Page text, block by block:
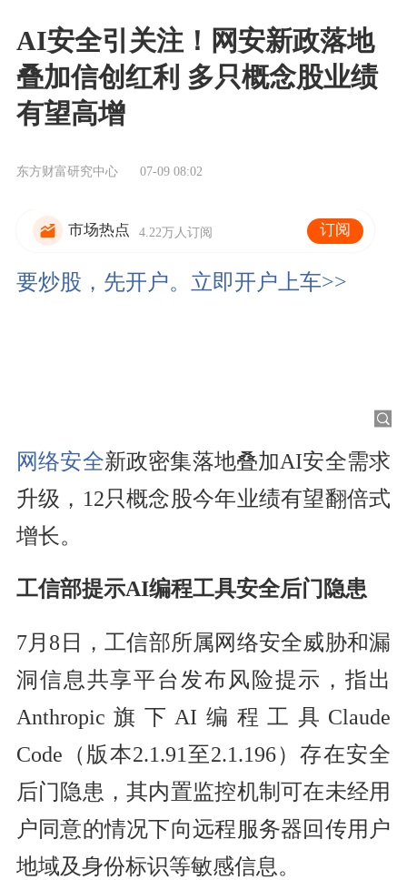
AI安全引关注！网安新政落地
叠加信创红利 多只概念股业绩
有望高增
东方财富研究中心 07-09 08:02
市场热点 4.22万人订阅 订阅
要炒股，先开户。立即开户上车>>
网络安全新政密集落地叠加AI安全需求
升级，12只概念股今年业绩有望翻倍式
增长。
工信部提示AI编程工具安全后门隐患
7月8日，工信部所属网络安全威胁和漏
洞信息共享平台发布风险提示，指出
Anthropic旗下AI编程工具Claude
Code（版本2.1.91至2.1.196）存在安全
后门隐患，其内置监控机制可在未经用
户同意的情况下向远程服务器回传用户
地域及身份标识等敏感信息。